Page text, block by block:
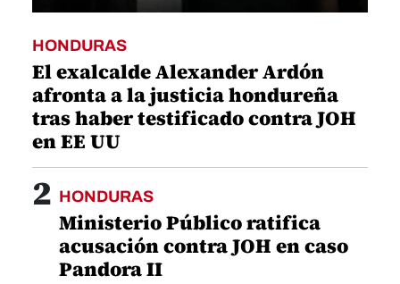
HONDURAS
El exalcalde Alexander Ardón
afronta a la justicia hondureña
tras haber testificado contra JOH
en EE UU
2 HONDURAS
Ministerio Público ratifica
acusación contra JOH en caso
Pandora II